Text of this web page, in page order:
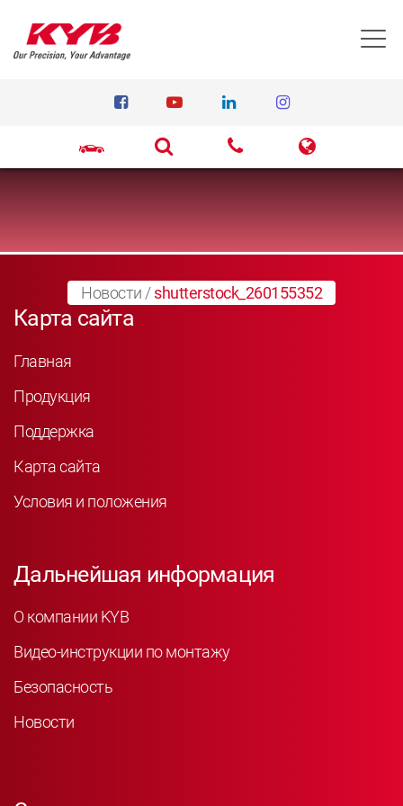
Новости /shutterstock_260155352
Карта сайта
Главная
Продукция
Поддержка
Карта сайта
Условия и положения
Дальнейшая информация
О компании KYB
Видео-инструкции по монтажу
Безопасность
Новости